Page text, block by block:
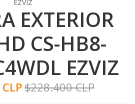
EZVIZ
EXTERIOR
CS-HB8-
EZVIZ
$228.400 CLP